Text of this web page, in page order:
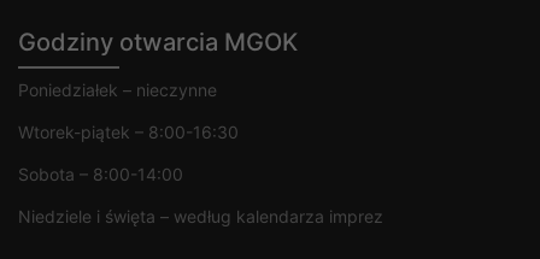
Godziny otwarcia MGOK
Poniedziałek – nieczynne
Wtorek-piątek – 8:00-16:30
Sobota – 8:00-14:00
Niedziele i święta – według kalendarza imprez